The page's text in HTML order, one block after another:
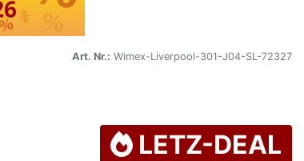
Art. Nr.: Wimex-Liverpool-301-J04-SL-72327
LETZ-DEAL